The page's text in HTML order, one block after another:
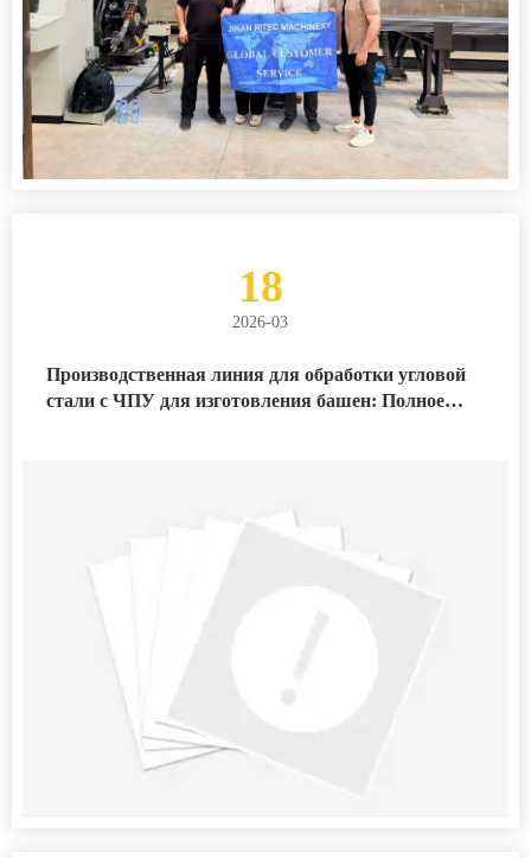
18
2026-03
Производственная линия для обработки угловой
стали с ЧПУ для изготовления башен: Полное